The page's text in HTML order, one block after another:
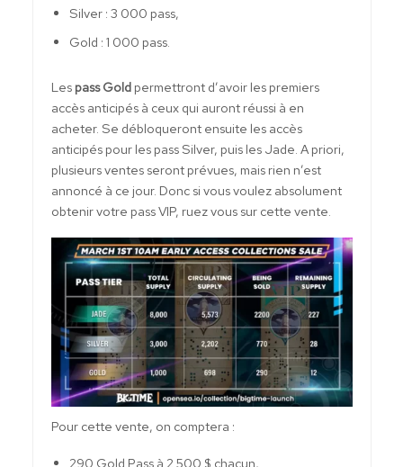
Silver : 3 000 pass,
Gold : 1 000 pass.
Les pass Goldpermettront d’avoir les premiers
accès anticipés à ceux qui auront réussi à en
acheter. Se débloqueront ensuite les accès
anticipés pour les pass Silver, puis les Jade. A priori,
plusieurs ventes seront prévues, mais rien n’est
annoncé à ce jour. Donc si vous voulez absolument
obtenir votre pass VIP, ruez vous sur cette vente.
Pour cette vente, on comptera :
290 Gold Pass à 2 500 $ chacun,